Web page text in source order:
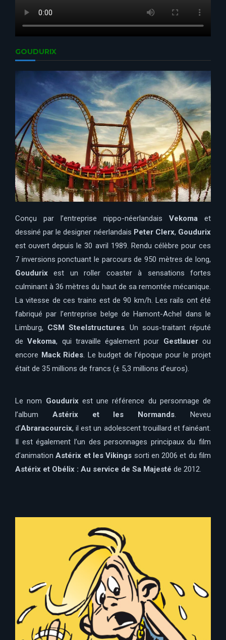
GOUDURIX
Conçu par l’entreprise nippo-néerlandais Vekoma et
dessiné par le designer néerlandais Peter Clerx, Goudurix
est ouvert depuis le 30 avril 1989. Rendu célèbre pour ces
7 inversions ponctuant le parcours de 950 mètres de long,
Goudurix est un roller coaster à sensations fortes
culminant à 36 mètres du haut de sa remontée mécanique.
La vitesse de ces trains est de 90 km/h. Les rails ont été
fabriqué par l’entreprise belge de Hamont-Achel dans le
Limburg, CSM Steelstructures. Un sous-traitant réputé
deVekoma, qui travaille également pour Gestlauerou
encore Mack Rides. Le budget de l’époque pour le projet
était de 35 millions de francs (± 5,3 millions d’euros).
Le nom Goudurixest une référence du personnage de
l’album Astérix et les Normands. Neveu
d’Abraracourcix, il est un adolescent trouillard et fainéant.
Il est également l’un des personnages principaux du film
d’animationAstérix et les Vikings sorti en 2006 et du film
Astérix et Obélix : Au service de Sa Majesté de 2012.